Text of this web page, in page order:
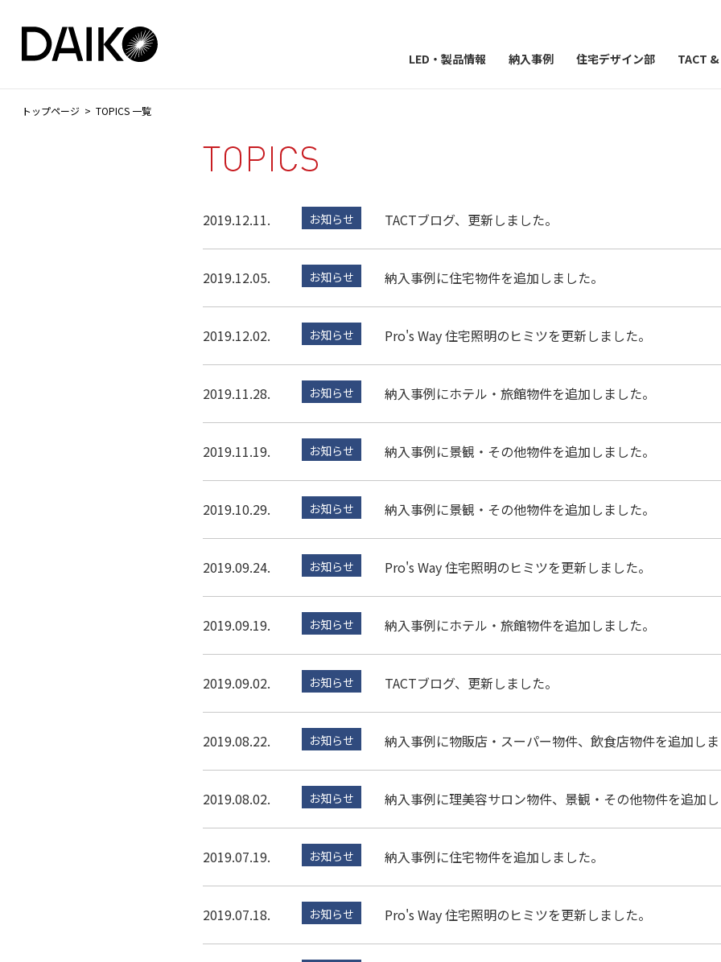
LED・製品情報
納入事例 住宅デザイン部 TACT
トップページ TOPICS 一覧
2019.12.11. お知らせ TACTブログ、更新しました。
2019.12.05. お知らせ 納入事例に住宅物件を追加しました。
2019.12.02. お知らせ Pro's Way 住宅照明のヒミツを更新しました。
2019.11.28. お知らせ 納入事例にホテル・旅館物件を追加しました。
2019.11.19. お知らせ 納入事例に景観・その他物件を追加しました。
2019.10.29. お知らせ 納入事例に景観・その他物件を追加しました。
2019.09.24. お知らせ Pro's Way 住宅照明のヒミツを更新しました。
2019.09.19. お知らせ 納入事例にホテル・旅館物件を追加しました。
2019.09.02. お知らせ TACTブログ、更新しました。
2019.08.22. お知らせ 納入事例に物販店・スーパー物件、飲食店物件を追加しま
2019.08.02. お知らせ 納入事例に理美容サロン物件、景観・その他物件を追加し
2019.07.19. お知らせ 納入事例に住宅物件を追加しました。
2019.07.18. お知らせ Pro's Way 住宅照明のヒミツを更新しました。